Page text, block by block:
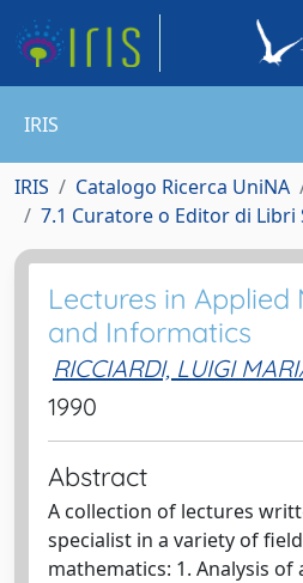
IRIS
IRIS Catalogo Ricerca UniNA
7.1 Curatore o Editor di Libri
Lectures in Applied
and Informatics
RICCIARDI, LUIGI
1990
Abstract
A collection of lectures
specialist in a variety of
mathematics: 1. Analysis of